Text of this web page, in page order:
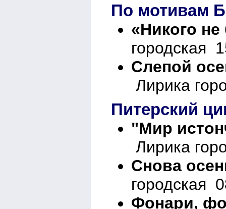
По мотивам
«Никого
городская
Cлепой
Лирика
Питерский
"Мир
Лирика
Снова
городская
Фонари,